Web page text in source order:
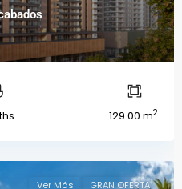
129.00 m2
Ver Más GRAN OFERTA